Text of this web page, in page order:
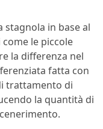
stagnola in base al
le piccole
la differenza nel
fatta con
trattamento di
la quantità di